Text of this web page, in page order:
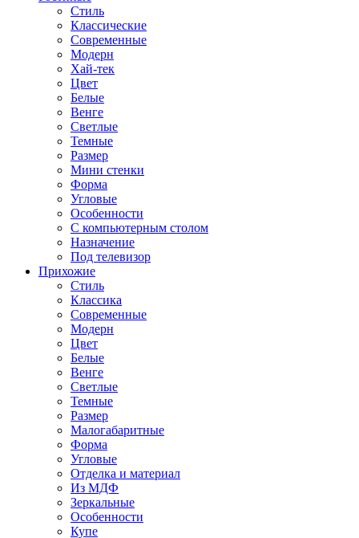
Стиль
Классические
Современные
Модерн
Хай-тек
Цвет
Белые
Венге
Светлые
Темные
Размер
Мини стенки
Форма
Угловые
Особенности
С компьютерным столом
Назначение
Под телевизор
Прихожие
Стиль
Классика
Современные
Модерн
Цвет
Белые
Венге
Светлые
Темные
Размер
Малогабаритные
Форма
Угловые
Отделка и материал
Из МДФ
Зеркальные
Особенности
Купе